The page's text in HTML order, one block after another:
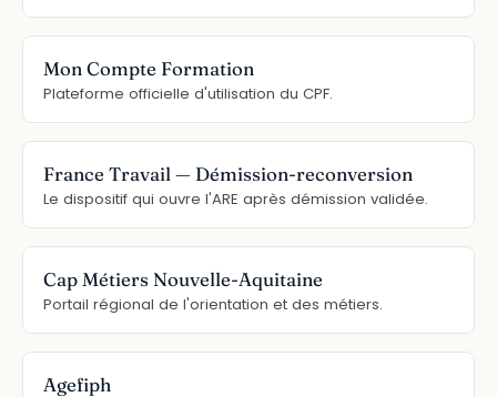
Mon Compte Formation
Plateforme officielle d'utilisation du CPF.
France Travail — Démission-reconversion
Le dispositif qui ouvre l'ARE après démission validée.
Cap Métiers Nouvelle-Aquitaine
Portail régional de l'orientation et des métiers.
Agefiph